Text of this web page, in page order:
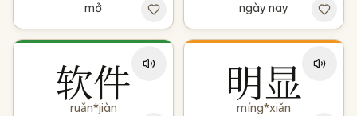
mở
ngày nay
软件
ruǎn*jiàn
明显
míng*xiǎn